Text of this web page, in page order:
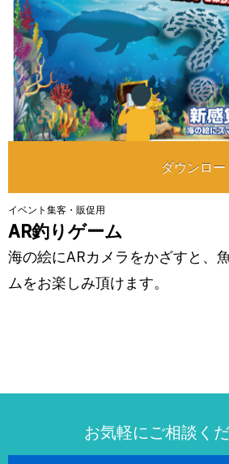
ダウンロー
イベント集客・販促用
AR釣りゲーム
海の絵にARカメラをかざすと、
ムをお楽しみ頂けます。
お気軽にご相談く